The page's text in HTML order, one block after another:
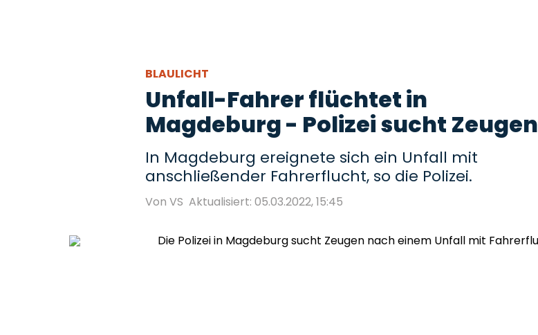
BLAULICHT
Unfall-Fahrer flüchtet in
Magdeburg - Polizei sucht Zeugen
In Magdeburg ereignete sich ein Unfall mit
anschließender Fahrerflucht, so die Polizei.
Von VS Aktualisiert: 05.03.2022, 15:45